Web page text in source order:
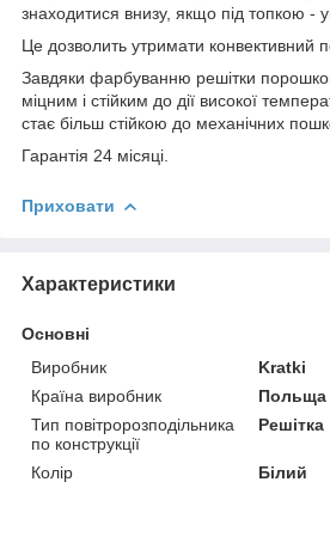
знаходитися внизу, якщо під топкою -
Це дозволить утримати конвективний
Завдяки фарбуванню решітки
міцним і стійким до дії високої
стає більш стійкою до механічних
Гарантія 24 місяці.
Приховати
Характеристики
Основні
Виробник
Kratki
Країна виробник
Польща
Тип повітророзподільника
по конструкції
Решітка
Колір Білий